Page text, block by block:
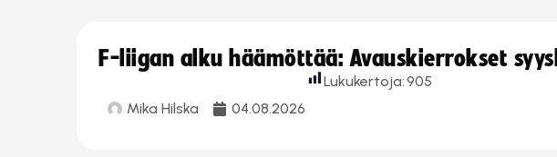
F-liigan alku häämöttää: Avauskierrokset
Mika Hilska 04.08.2026
Lukukertoja:905